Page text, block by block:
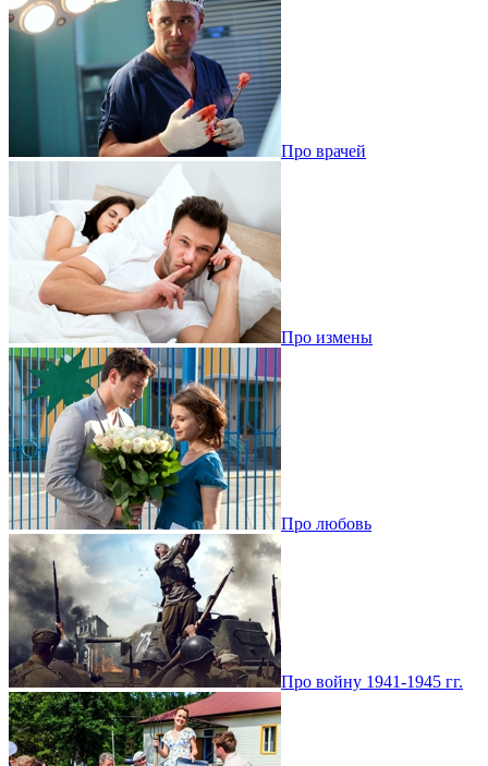
Про врачей
Про измены
Про любовь
Про войну 1941-1945 гг.